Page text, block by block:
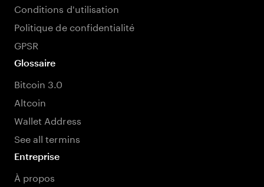
Conditions d'utilisation
Politique de confidentialité
GPSR
Glossaire
Bitcoin 3.0
Altcoin
Wallet Address
See all termins
Entreprise
À propos